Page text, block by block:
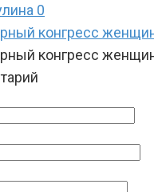
0
конгресс
конгресс